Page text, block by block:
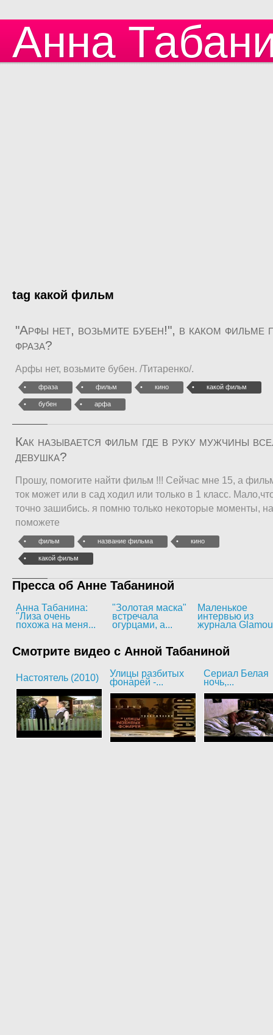
Анна
tag какой фильм
"Арфы нет, возьмите бубен!", в каком фильме
фраза?
Арфы нет, возьмите бубен. /Титаренко/.
фраза фильм кино какой фильм
бубен арфа
Как называется фильм где в руку мужчины
девушка?
Прошу, помогите найти фильм !!! Сейчас мне 15, а
ток может или в сад ходил или только в 1 класс.
точно зашибись. я помню только некоторые моменты,
поможете
фильм название фильма кино
какой фильм
Пресса об Анне Табаниной
Анна Табанина:
"Лиза очень
похожа на меня...
"Золотая маска"
встречала
огурцами, а...
Маленькое
интервью из
журнала
Смотрите видео с Анной Табаниной
Настоятель (2010)
Улицы разбитых
фонарей -...
Сериал Белая
ночь,...